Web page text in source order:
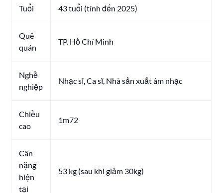
Tuổi 43 tuổi (tính đến 2025)
Quê
quán
TP. Hồ Chí Minh
Nghề
nghiệp
Nhạc sĩ, Ca sĩ, Nhà sản xuất âm nhạc
Chiều
cao
1m72
Cân
nặng
hiện
tại
53 kg (sau khi giảm 30kg)